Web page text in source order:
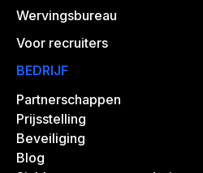
Wervingsbureau
Voor recruiters
BEDRIJF
Partnerschappen
Prijsstelling
Beveiliging
Blog